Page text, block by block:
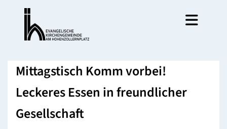
Mittagstisch Komm vorbei!
Leckeres Essen in freundlicher
Gesellschaft